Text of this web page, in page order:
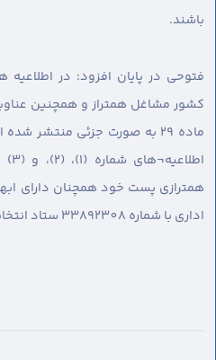
باشند.
کشور مشاغل همتراز و همچنین
ماده 29 به صورت جزئی منتشر
همترازی پست خود همچنان دارای
اداری با شماره 33892308 ستاد انتخابات استان تماس حاصل نماید.